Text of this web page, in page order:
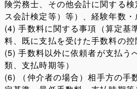
険労務士、その他会計に関する
ス会計検定等）等）、経験年数
(4) 手数料に関する事項（算定基
料、既に支払を受けた手数料の控
(5) 手数料以外に依頼者が支払う
類、支払時期等）
(6) （仲介者の場合）相手方の手